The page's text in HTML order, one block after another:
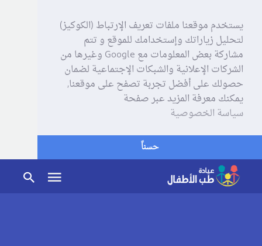
يستخدم موقعنا ملفات تعريف الإرتباط (الكوكيز)
لتحليل زياراتك وإستخدامك للموقع و تتم
مشاركة بعض المعلومات مع Google وغيرها من
الشركات الإعلانية والشبكات الإجتماعية لضمان
حصولك على أفضل تجربة تصفح على موقعنا,
يمكنك معرفة المزيد عبر صفحة
سياسة الخصوصية
حسناً